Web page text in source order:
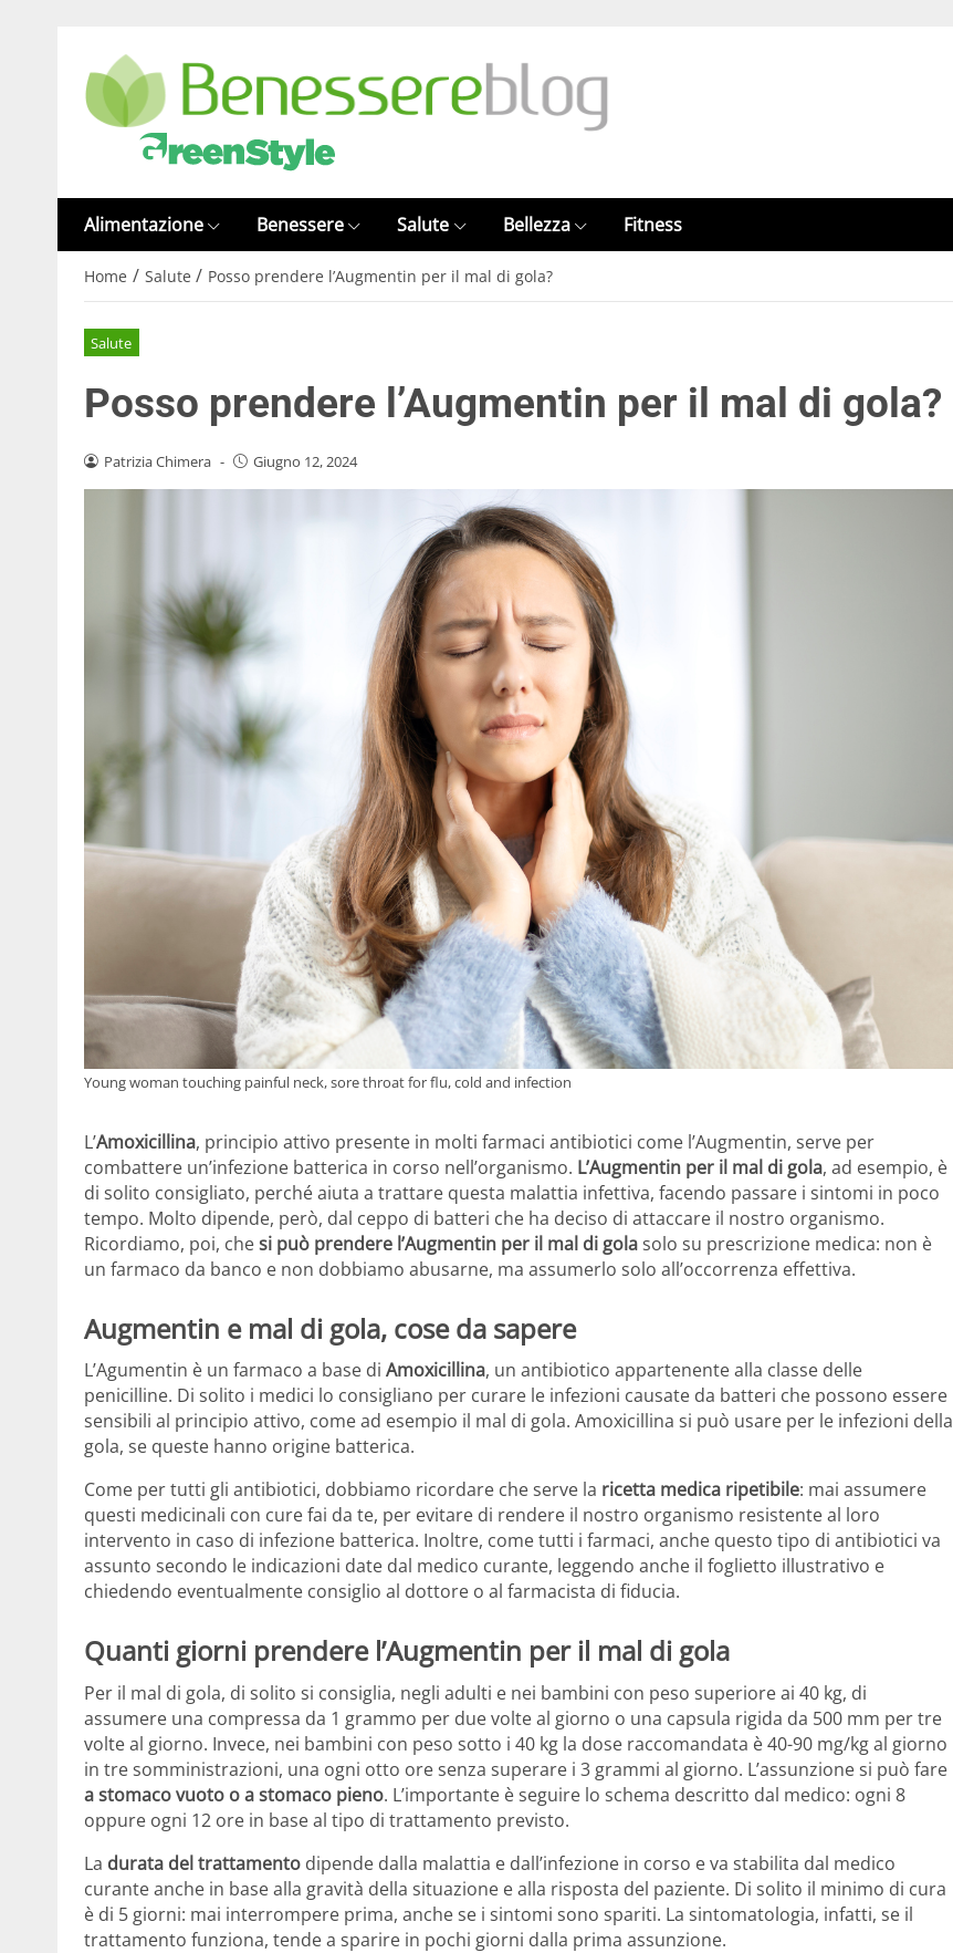
Alimentazione Benessere Salute Bellezza Fitness
Home / Salute / Posso prendere l’Augmentin per il mal di gola?
Salute
Posso prendere l’Augmentin per il mal di gola?
Patrizia Chimera - Giugno 12, 2024
Young woman touching painful neck, sore throat for flu, cold and infection
L’Amoxicillina, principio attivo presente in molti farmaci antibiotici come l’Augmentin, serve per
combattere un’infezione batterica in corso nell’organismo. L’Augmentin per il mal di gola, ad esempio, è
di solito consigliato, perché aiuta a trattare questa malattia infettiva, facendo passare i sintomi in poco
tempo. Molto dipende, però, dal ceppo di batteri che ha deciso di attaccare il nostro organismo.
Ricordiamo, poi, chesi può prendere l’Augmentin per il mal di golasolo su prescrizione medica: non è
un farmaco da banco e non dobbiamo abusarne, ma assumerlo solo all’occorrenza effettiva.
Augmentin e mal di gola, cose da sapere
L’Agumentin è un farmaco a base di Amoxicillina, un antibiotico appartenente alla classe delle
penicilline. Di solito i medici lo consigliano per curare le infezioni causate da batteri che possono essere
sensibili al principio attivo, come ad esempio il mal di gola. Amoxicillina si può usare per le infezioni della
gola, se queste hanno origine batterica.
Come per tutti gli antibiotici, dobbiamo ricordare che serve la ricetta medica ripetibile: mai assumere
questi medicinali con cure fai da te, per evitare di rendere il nostro organismo resistente al loro
intervento in caso di infezione batterica. Inoltre, come tutti i farmaci, anche questo tipo di antibiotici va
assunto secondo le indicazioni date dal medico curante, leggendo anche il foglietto illustrativo e
chiedendo eventualmente consiglio al dottore o al farmacista di fiducia.
Quanti giorni prendere l’Augmentin per il mal di gola
Per il mal di gola, di solito si consiglia, negli adulti e nei bambini con peso superiore ai 40 kg, di
assumere una compressa da 1 grammo per due volte al giorno o una capsula rigida da 500 mm per tre
volte al giorno. Invece, nei bambini con peso sotto i 40 kg la dose raccomandata è 40-90 mg/kg al giorno
in tre somministrazioni, una ogni otto ore senza superare i 3 grammi al giorno. L’assunzione si può fare
a stomaco vuoto o a stomaco pieno. L’importante è seguire lo schema descritto dal medico: ogni 8
oppure ogni 12 ore in base al tipo di trattamento previsto.
La durata del trattamento dipende dalla malattia e dall’infezione in corso e va stabilita dal medico
curante anche in base alla gravità della situazione e alla risposta del paziente. Di solito il minimo di cura
è di 5 giorni: mai interrompere prima, anche se i sintomi sono spariti. La sintomatologia, infatti, se il
trattamento funziona, tende a sparire in pochi giorni dalla prima assunzione.